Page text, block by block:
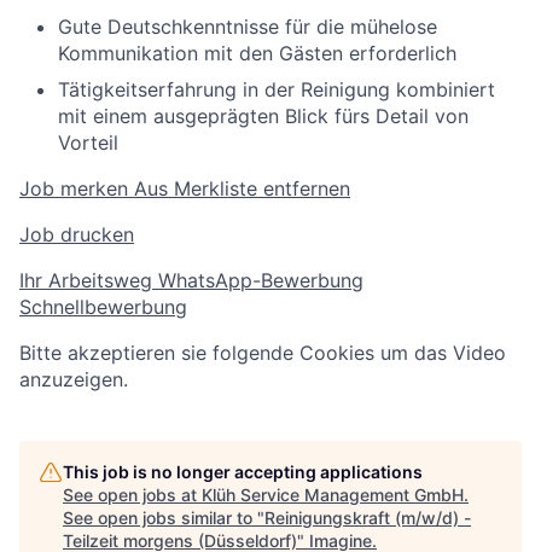
Gute Deutschkenntnisse für die mühelose
Kommunikation mit den Gästen erforderlich
Tätigkeitserfahrung in der Reinigung kombiniert
mit einem ausgeprägten Blick fürs Detail von
Vorteil
Job merken Aus Merkliste entfernen
Job drucken
Ihr Arbeitsweg WhatsApp-Bewerbung
Schnellbewerbung
Bitte akzeptieren sie folgende Cookies um das Video
anzuzeigen.
This job is no longer accepting applications
See open jobs at Klüh Service Management GmbH.
See open jobs similar to "Reinigungskraft (m/w/d) -
Teilzeit morgens (Düsseldorf)" Imagine.